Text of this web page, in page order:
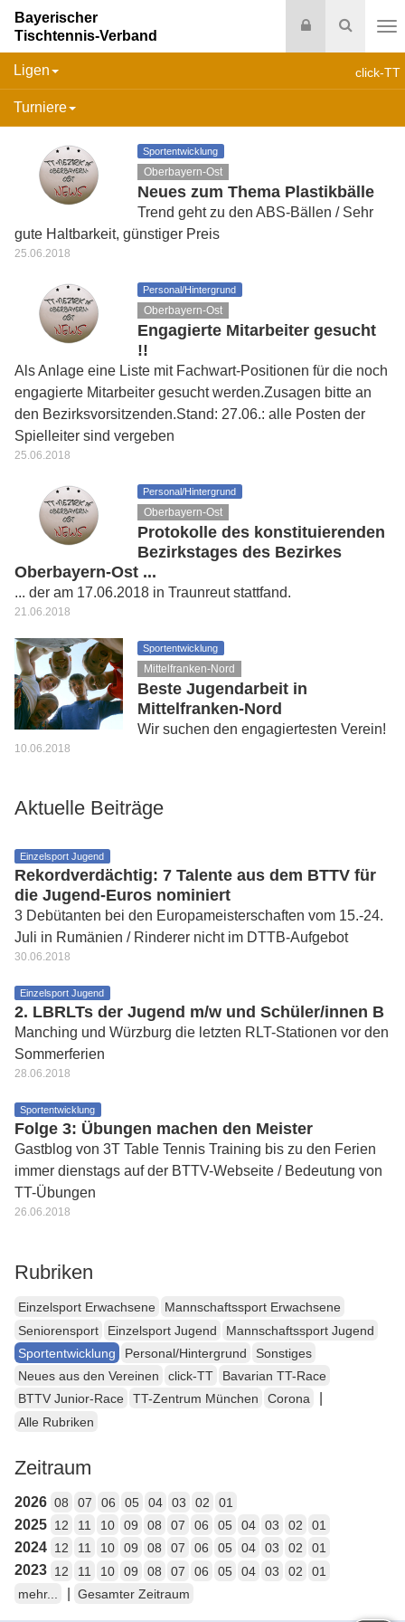
Suche
Login
Bayerischer
Tischtennis-Verband
click-TT
Ligen
Turniere
Sportentwicklung
Oberbayern-Ost
Neues zum Thema Plastikbälle
Trend geht zu den ABS-Bällen / Sehr
gute Haltbarkeit, günstiger Preis
25.06.2018
Personal/Hintergrund
Oberbayern-Ost
Engagierte Mitarbeiter gesucht
!!
Als Anlage eine Liste mit Fachwart-Positionen für die noch
engagierte Mitarbeiter gesucht werden.Zusagen bitte an
den Bezirksvorsitzenden.Stand: 27.06.: alle Posten der
Spielleiter sind vergeben
25.06.2018
Personal/Hintergrund
Oberbayern-Ost
Protokolle des konstituierenden
Bezirkstages des Bezirkes
Oberbayern-Ost ...
... der am 17.06.2018 in Traunreut stattfand.
21.06.2018
Sportentwicklung
Mittelfranken-Nord
Beste Jugendarbeit in
Mittelfranken-Nord
Wir suchen den engagiertesten Verein!
10.06.2018
Aktuelle Beiträge
Einzelsport Jugend
Rekordverdächtig: 7 Talente aus dem BTTV für
die Jugend-Euros nominiert
3 Debütanten bei den Europameisterschaften vom 15.-24.
Juli in Rumänien / Rinderer nicht im DTTB-Aufgebot
30.06.2018
Einzelsport Jugend
2. LBRLTs der Jugend m/w und Schüler/innen B
Manching und Würzburg die letzten RLT-Stationen vor den
Sommerferien
28.06.2018
Sportentwicklung
Folge 3: Übungen machen den Meister
Gastblog von 3T Table Tennis Training bis zu den Ferien
immer dienstags auf der BTTV-Webseite / Bedeutung von
TT-Übungen
26.06.2018
Rubriken
Einzelsport Erwachsene
Mannschaftssport Erwachsene
Seniorensport
Einzelsport Jugend
Mannschaftssport Jugend
Sportentwicklung
Personal/Hintergrund
Sonstiges
Neues aus den Vereinen
click-TT
Bavarian TT-Race
BTTV Junior-Race
TT-Zentrum München Corona
Alle Rubriken
Zeitraum
2026 08 07 06 05 04 03 02 01
2025 12 11 10 09 08 07 06 05 04 03 02 01
2024 12 11 10 09 08 07 06 05 04 03 02 01
2023 12 11 10 09 08 07 06 05 04 03 02
01
mehr...
Gesamter Zeitraum